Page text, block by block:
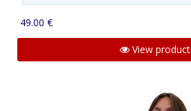
49.00 €
View product